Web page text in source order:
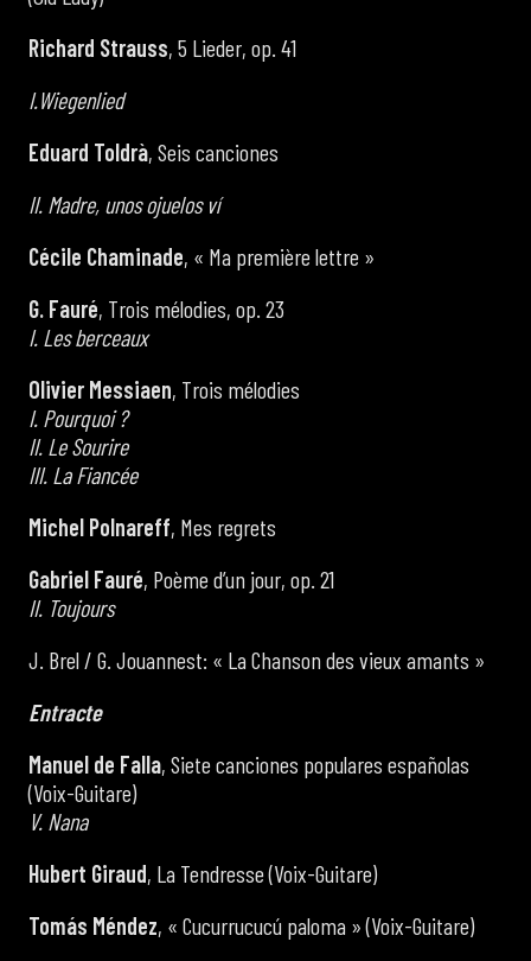
Richard Strauss, 5 Lieder, op. 41
I.Wiegenlied
Eduard Toldrà, Seis canciones
II. Madre, unos ojuelos ví
Cécile Chaminade, « Ma première lettre »
G. Fauré, Trois mélodies, op. 23
I. Les berceaux
Olivier Messiaen, Trois mélodies
I. Pourquoi ?
II. Le Sourire
III. La Fiancée
Michel Polnareff, Mes regrets
Gabriel Fauré, Poème d’un jour, op. 21
II. Toujours
J. Brel / G. Jouannest: « La Chanson des vieux amants »
Entracte
Manuel de Falla, Siete canciones populares españolas
(Voix-Guitare)
V. Nana
Hubert Giraud, La Tendresse (Voix-Guitare)
Tomás Méndez, « Cucurrucucú paloma » (Voix-Guitare)